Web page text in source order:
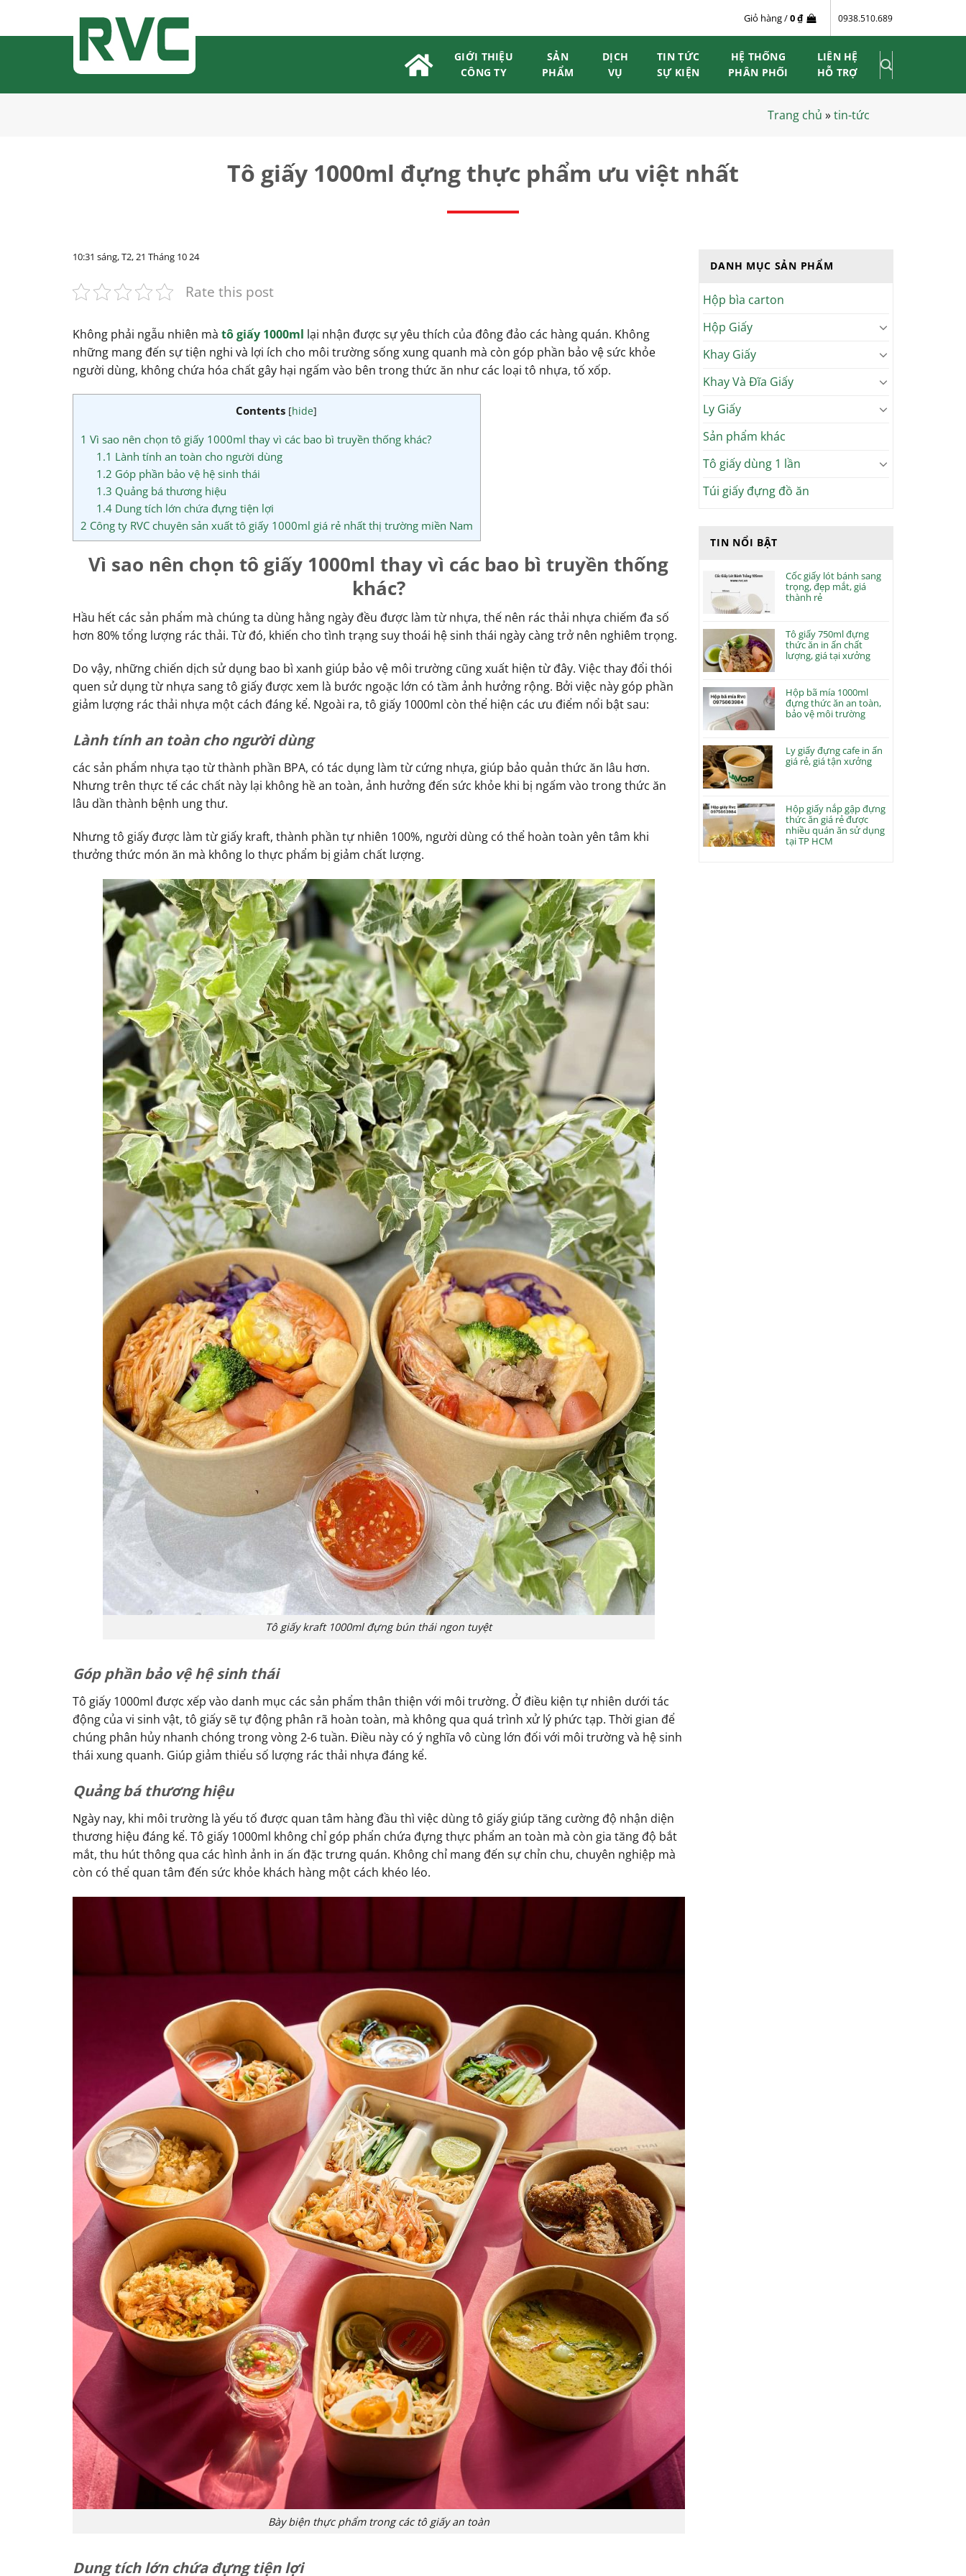
Giỏ hàng /0₫ 0938.510.689
GIỚI THIỆU
CÔNG TY
SẢN
PHẨM
DỊCH
VỤ
TIN TỨC
SỰ KIỆN
HỆ THỐNG
PHÂN PHỐI
LIÊN HỆ
HỖ TRỢ
Trang chủ »tin-tức
Tô giấy 1000ml đựng thực phẩm ưu việt nhất
10:31 sáng, T2, 21 Tháng 10 24
Rate this post
Không phải ngẫu nhiên mà tô giấy 1000ml lại nhận được sự yêu thích của đông đảo các hàng quán. Không
những mang đến sự tiện nghi và lợi ích cho môi trường sống xung quanh mà còn góp phần bảo vệ sức khỏe
người dùng, không chứa hóa chất gây hại ngấm vào bên trong thức ăn như các loại tô nhựa, tố xốp.
Contents [hide]
1 Vì sao nên chọn tô giấy 1000ml thay vì các bao bì truyền thống khác?
1.1 Lành tính an toàn cho người dùng
1.2 Góp phần bảo vệ hệ sinh thái
1.3 Quảng bá thương hiệu
1.4 Dung tích lớn chứa đựng tiện lợi
2 Công ty RVC chuyên sản xuất tô giấy 1000ml giá rẻ nhất thị trường miền Nam
Vì sao nên chọn tô giấy 1000ml thay vì các bao bì truyền thống
khác?
Hầu hết các sản phẩm mà chúng ta dùng hằng ngày đều được làm từ nhựa, thế nên rác thải nhựa chiếm đa số
hơn 80% tổng lượng rác thải. Từ đó, khiến cho tình trạng suy thoái hệ sinh thái ngày càng trở nên nghiêm trọng.
Do vậy, những chiến dịch sử dụng bao bì xanh giúp bảo vệ môi trường cũng xuất hiện từ đây. Việc thay đổi thói
quen sử dụng từ nhựa sang tô giấy được xem là bước ngoặc lớn có tầm ảnh hưởng rộng. Bởi việc này góp phần
giảm lượng rác thải nhựa một cách đáng kể. Ngoài ra, tô giấy 1000ml còn thể hiện các ưu điểm nổi bật sau:
Lành tính an toàn cho người dùng
các sản phẩm nhựa tạo từ thành phần BPA, có tác dụng làm từ cứng nhựa, giúp bảo quản thức ăn lâu hơn.
Nhưng trên thực tế các chất này lại không hề an toàn, ảnh hưởng đến sức khỏe khi bị ngấm vào trong thức ăn
lâu dần thành bệnh ung thư.
Nhưng tô giấy được làm từ giấy kraft, thành phần tự nhiên 100%, người dùng có thể hoàn toàn yên tâm khi
thưởng thức món ăn mà không lo thực phẩm bị giảm chất lượng.
Tô giấy kraft 1000ml đựng bún thái ngon tuyệt
Góp phần bảo vệ hệ sinh thái
Tô giấy 1000ml được xếp vào danh mục các sản phẩm thân thiện với môi trường. Ở điều kiện tự nhiên dưới tác
động của vi sinh vật, tô giấy sẽ tự động phân rã hoàn toàn, mà không qua quá trình xử lý phức tạp. Thời gian để
chúng phân hủy nhanh chóng trong vòng 2-6 tuần. Điều này có ý nghĩa vô cùng lớn đối với môi trường và hệ sinh
thái xung quanh. Giúp giảm thiểu số lượng rác thải nhựa đáng kể.
Quảng bá thương hiệu
Ngày nay, khi môi trường là yếu tố được quan tâm hàng đầu thì việc dùng tô giấy giúp tăng cường độ nhận diện
thương hiệu đáng kể. Tô giấy 1000ml không chỉ góp phẩn chứa đựng thực phẩm an toàn mà còn gia tăng độ bắt
mắt, thu hút thông qua các hình ảnh in ấn đặc trưng quán. Không chỉ mang đến sự chỉn chu, chuyên nghiệp mà
còn có thể quan tâm đến sức khỏe khách hàng một cách khéo léo.
Bày biện thực phẩm trong các tô giấy an toàn
Dung tích lớn chứa đựng tiện lợi
DANH MỤC SẢN PHẨM
Hộp bìa carton
Hộp Giấy
Khay Giấy
Khay Và Đĩa Giấy
Ly Giấy
Sản phẩm khác
Tô giấy dùng 1 lần
Túi giấy đựng đồ ăn
TIN NỔI BẬT
Cốc giấy lót bánh sang
trọng, đẹp mắt, giá
thành rẻ
Tô giấy 750ml đựng
thức ăn in ấn chất
lượng, giá tại xưởng
Hộp bã mía 1000ml
đựng thức ăn an toàn,
bảo vệ môi trường
Ly giấy đựng cafe in ấn
giá rẻ, giá tận xưởng
Hộp giấy nắp gập đựng
thức ăn giá rẻ được
nhiều quán ăn sử dụng
tại TP HCM